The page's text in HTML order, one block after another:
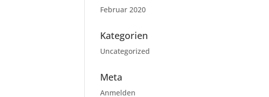
Februar 2020
Kategorien
Uncategorized
Meta
Anmelden